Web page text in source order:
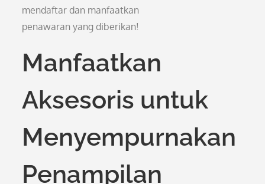
mendaftar dan manfaatkan
penawaran yang diberikan!
Manfaatkan
Aksesoris untuk
Menyempurnakan
Penampilan